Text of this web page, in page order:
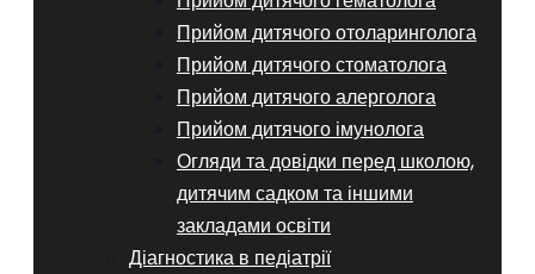
Прийом дитячого отоларинголога
Прийом дитячого стоматолога
Прийом дитячого алерголога
Прийом дитячого імунолога
Огляди та довідки перед школою,
дитячим садком та іншими
закладами освіти
Діагностика в педіатрії